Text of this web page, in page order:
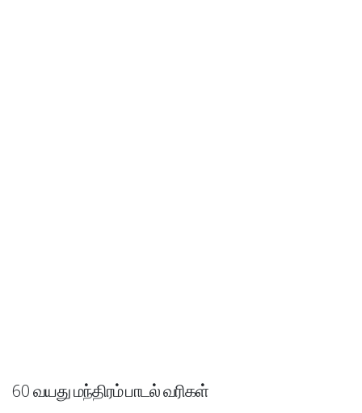
60 வயது மந்திரம் பாடல் வரிகள்